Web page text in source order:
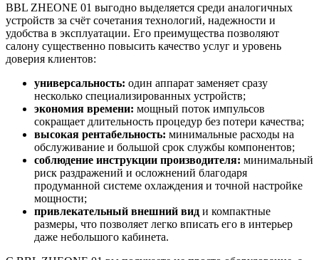
BBL ZHEONE 01 выгодно выделяется среди аналогичных
устройств за счёт сочетания технологий, надежности и
удобства в эксплуатации. Его преимущества позволяют
салону существенно повысить качество услуг и уровень
доверия клиентов:
универсальность: один аппарат заменяет сразу
несколько специализированных устройств;
экономия времени: мощный поток импульсов
сокращает длительность процедур без потери качества;
высокая рентабельность: минимальные расходы на
обслуживание и большой срок службы компонентов;
соблюдение инструкции производителя: минимальный
риск раздражений и осложнений благодаря
продуманной системе охлаждения и точной настройке
мощности;
привлекательный внешний вид и компактные
размеры, что позволяет легко вписать его в интерьер
даже небольшого кабинета.